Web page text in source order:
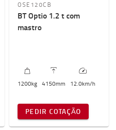
OSE120CB
BT Optio 1.2 t com
mastro
1200kg 4150mm 12.0km/h
PEDIR COTAÇÃO